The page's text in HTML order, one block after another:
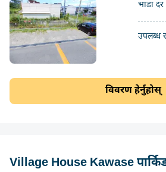
भाडा दर
उपलब्ध
विवरण हेर्नुहोस्
Village House Kawase